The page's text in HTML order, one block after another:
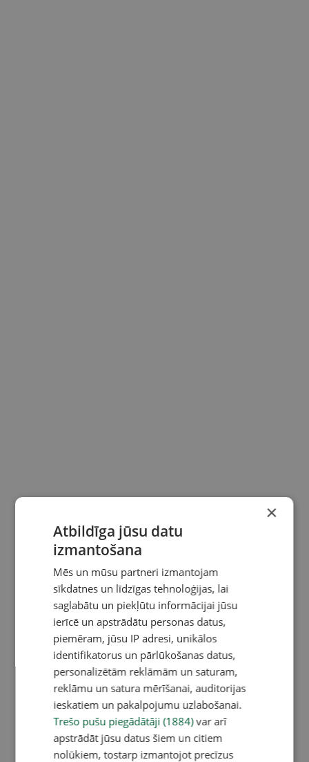
×
Atbildīga jūsu datu
izmantošana
Mēs un mūsu partneri izmantojam
sīkdatnes un līdzīgas tehnoloģijas, lai
saglabātu un piekļūtu informācijai jūsu
ierīcē un apstrādātu personas datus,
piemēram, jūsu IP adresi, unikālos
identifikatorus un pārlūkošanas datus,
personalizētām reklāmām un saturam,
reklāmu un satura mērīšanai, auditorijas
ieskatiem un pakalpojumu uzlabošanai.
Trešo pušu piegādātāji (1884)var arī
apstrādāt jūsu datus šiem un citiem
nolūkiem, tostarp izmantojot precīzus